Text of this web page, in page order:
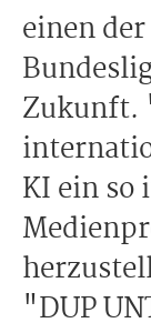
einen
Zukunft.
KI ein so
"DUP